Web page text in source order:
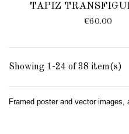
TAPIZ
€60.00
Showing 1-24 of 38 item(s)
Framed poster and vector